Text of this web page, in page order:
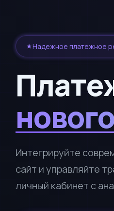
Надежное платежное
Интегрируйте
сайт и управляйте
личный кабинет с